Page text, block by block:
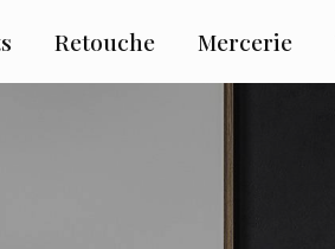
Retouche Mercerie